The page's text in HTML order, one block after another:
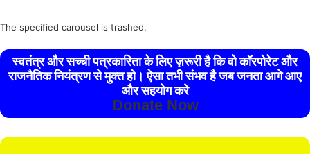
The specified carousel is trashed.
स्वतंत्र और सच्ची पत्रकारिता के लिए ज़रूरी है कि वो कॉरपोरेट और
राजनैतिक नियंत्रण से मुक्त हो। ऐसा तभी संभव है जब जनता आगे आए
और सहयोग करे
Donate Now